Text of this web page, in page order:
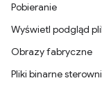
Pobieranie
Wyświetl podgląd
Obrazy fabryczne
Pliki binarne